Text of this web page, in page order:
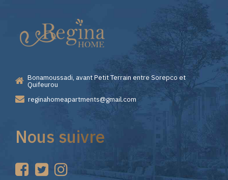
Casino
—
Premiers
Pas
sur
Bonamoussadi, avant Petit Terrain entre Sorepco et
Quifeurou
reginahomeapartments@gmail.com
Nous suivre